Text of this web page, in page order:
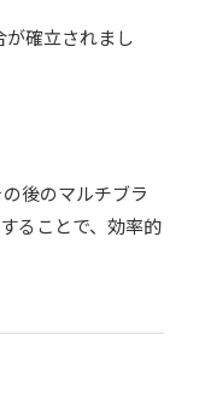
が確立されまし
後のマルチブラ
ることで、効率的